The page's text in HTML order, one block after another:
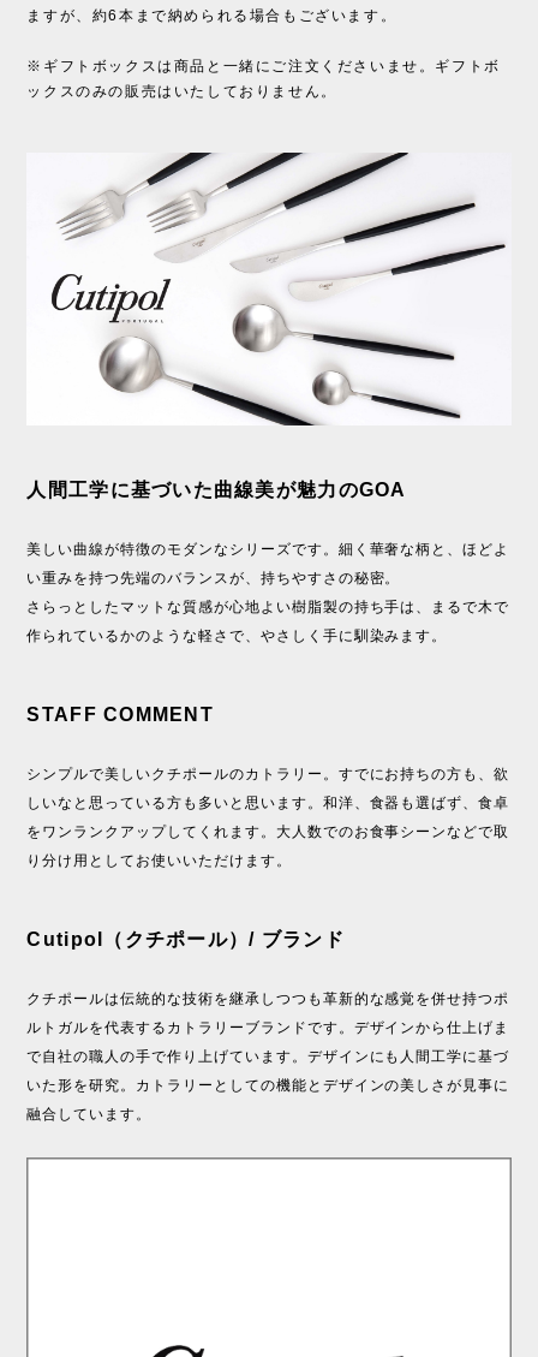
ますが、約6本まで納められる場合もございます。
※ギフトボックスは商品と一緒にご注文くださいませ。ギフトボ
ックスのみの販売はいたしておりません。
人間工学に基づいた曲線美が魅力のGOA
美しい曲線が特徴のモダンなシリーズです。細く華奢な柄と、ほどよ
い重みを持つ先端のバランスが、持ちやすさの秘密。
さらっとしたマットな質感が心地よい樹脂製の持ち手は、まるで木で
作られているかのような軽さで、やさしく手に馴染みます。
STAFF COMMENT
シンプルで美しいクチポールのカトラリー。すでにお持ちの方も、欲
しいなと思っている方も多いと思います。和洋、食器も選ばず、食卓
をワンランクアップしてくれます。大人数でのお食事シーンなどで取
り分け用としてお使いいただけます。
Cutipol（クチポール）/ ブランド
クチポールは伝統的な技術を継承しつつも革新的な感覚を併せ持つポ
ルトガルを代表するカトラリーブランドです。デザインから仕上げま
で自社の職人の手で作り上げています。デザインにも人間工学に基づ
いた形を研究。カトラリーとしての機能とデザインの美しさが見事に
融合しています。